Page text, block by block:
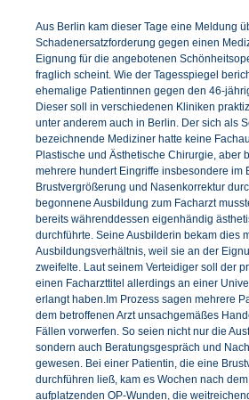
Aus Berlin kam dieser Tage eine Meldung
Schadenersatzforderung gegen einen
Eignung für die angebotenen
fraglich scheint. Wie der Tagesspiegel
ehemalige Patientinnen gegen den 46-
Dieser soll in verschiedenen Kliniken
unter anderem auch in Berlin. Der sich als
bezeichnende Mediziner hatte keine
Plastische und Ästhetische Chirurgie, aber
mehrere hundert Eingriffe insbesondere im
Brustvergrößerung und Nasenkorrektur
begonnene Ausbildung zum Facharzt
bereits währenddessen eigenhändig
durchführte. Seine Ausbilderin bekam dies
Ausbildungsverhältnis, weil sie an der
zweifelte. Laut seinem Verteidiger soll der
einen Facharzttitel allerdings an einer
erlangt haben.Im Prozess sagen mehrere
dem betroffenen Arzt unsachgemäßes
Fällen vorwerfen. So seien nicht nur die
sondern auch Beratungsgespräch und
gewesen. Bei einer Patientin, die eine
durchführen ließ, kam es Wochen nach
aufplatzenden OP-Wunden, die